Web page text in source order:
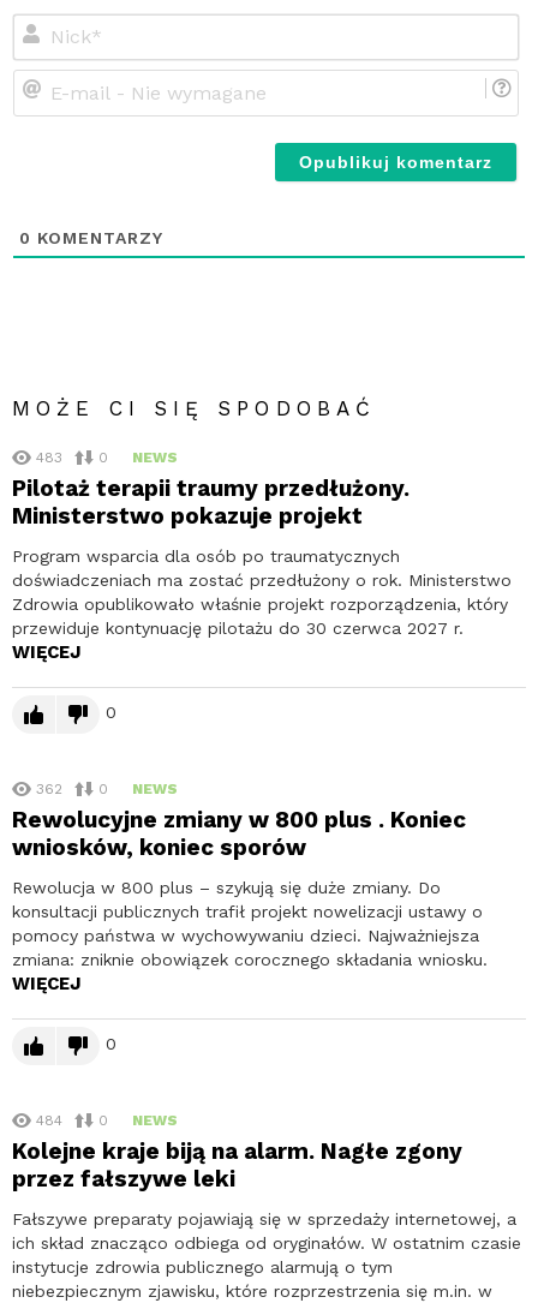
0 KOMENTARZY
MOŻE CI SIĘ SPODOBAĆ
483 0 NEWS
Pilotaż terapii traumy przedłużony.
Ministerstwo pokazuje projekt
Program wsparcia dla osób po traumatycznych
doświadczeniach ma zostać przedłużony o rok. Ministerstwo
Zdrowia opublikowało właśnie projekt rozporządzenia, który
przewiduje kontynuację pilotażu do 30 czerwca 2027 r.
WIĘCEJ
0
362 0 NEWS
Rewolucyjne zmiany w 800 plus . Koniec
wniosków, koniec sporów
Rewolucja w 800 plus – szykują się duże zmiany. Do
konsultacji publicznych trafił projekt nowelizacji ustawy o
pomocy państwa w wychowywaniu dzieci. Najważniejsza
zmiana: zniknie obowiązek corocznego składania wniosku.
WIĘCEJ
0
484 0 NEWS
Kolejne kraje biją na alarm. Nagłe zgony
przez fałszywe leki
Fałszywe preparaty pojawiają się w sprzedaży internetowej, a
ich skład znacząco odbiega od oryginałów. W ostatnim czasie
instytucje zdrowia publicznego alarmują o tym
niebezpiecznym zjawisku, które rozprzestrzenia się m.in. w